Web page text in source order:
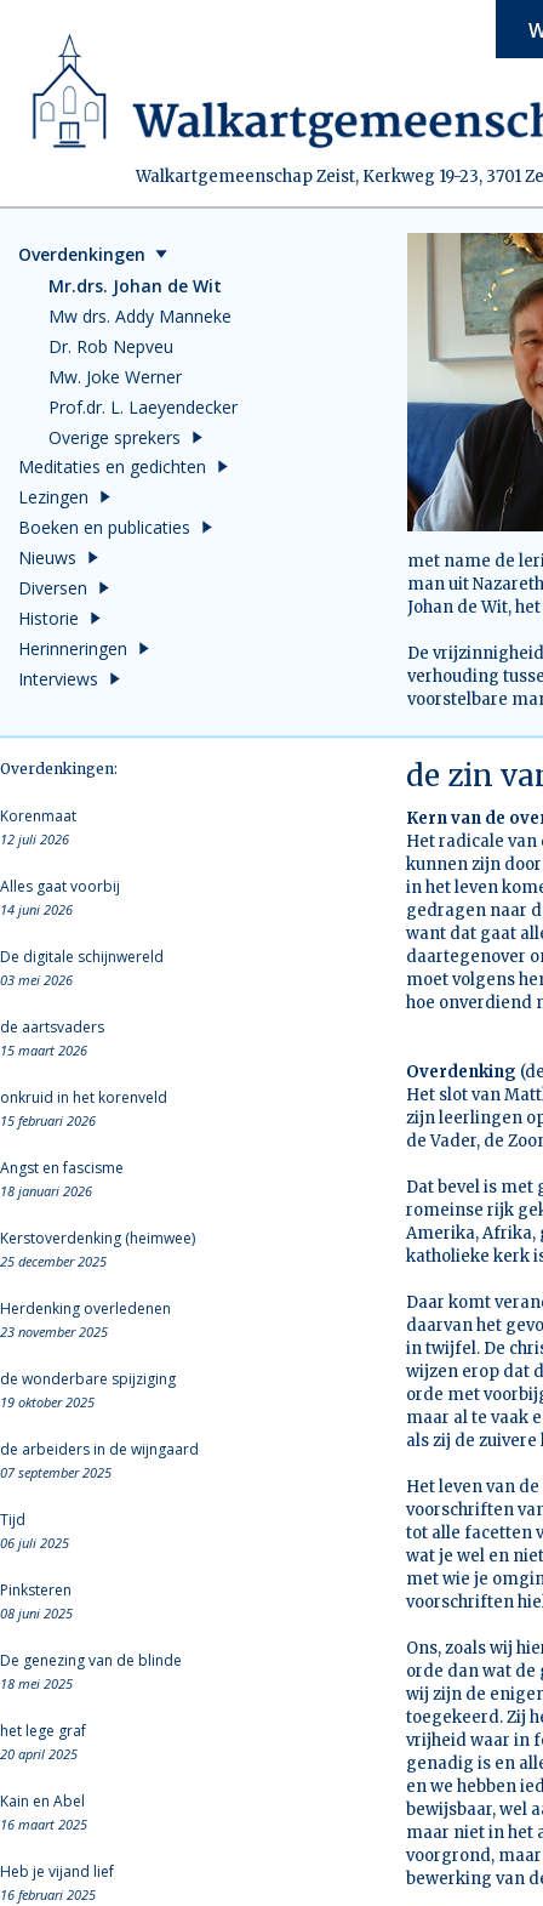
Walkartgemeenschap Zeist, Kerkweg 19-23, 3701
Overdenkingen
Mr.drs. Johan de Wit
Mw drs. Addy Manneke
Dr. Rob Nepveu
Mw. Joke Werner
Prof.dr. L. Laeyendecker
Overige sprekers
Meditaties en gedichten
Lezingen
Boeken en publicaties
Nieuws
Diversen
Historie
Herinneringen
Interviews
met name de
man uit
Johan de Wit,
De
verhouding
voorstelbare
Overdenkingen:
Korenmaat
12 juli 2026
Alles gaat voorbij
14 juni 2026
De digitale schijnwereld
03 mei 2026
de aartsvaders
15 maart 2026
onkruid in het korenveld
15 februari 2026
Angst en fascisme
18 januari 2026
Kerstoverdenking (heimwee)
25 december 2025
Herdenking overledenen
23 november 2025
de wonderbare spijziging
19 oktober 2025
de arbeiders in de wijngaard
07 september 2025
Tijd
06 juli 2025
Pinksteren
08 juni 2025
De genezing van de blinde
18 mei 2025
het lege graf
20 april 2025
Kain en Abel
16 maart 2025
Heb je vijand lief
16 februari 2025
de zin
Kern van de
Het radicale van
kunnen zijn
in het leven
gedragen naar
want dat gaat
daartegenover
moet volgens
hoe onverdiend
Overdenking
Het slot van
zijn leerlingen
de Vader, de
Dat bevel is met
romeinse rijk
Amerika, Afrika,
katholieke kerk
Daar komt
daarvan het
in twijfel. De
wijzen erop dat
orde met
maar al te vaak
als zij de
Het leven van
voorschriften
tot alle facetten
wat je wel en
met wie je
voorschriften
Ons, zoals wij
orde dan wat
wij zijn de
toegekeerd. Zij
vrijheid waar in
genadig is en
en we hebben
bewijsbaar, wel
maar niet in het
voorgrond,
bewerking van